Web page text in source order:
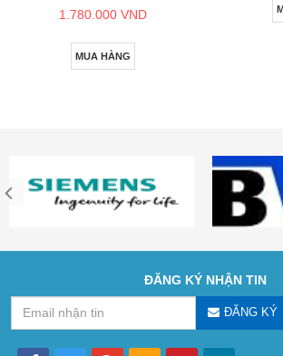
1.780.000 VND
MUA HÀNG
ĐĂNG KÝ NHẬN TIN
ĐĂNG KÝ